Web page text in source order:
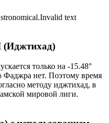
text
(Иджтихад)
только на -15.48°
Фаджра нет. Поэтому время
методу иджтихад, в
мировой лиги.